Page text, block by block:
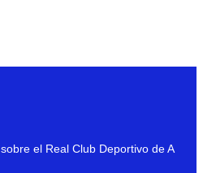
sobre el Real Club Deportivo de A